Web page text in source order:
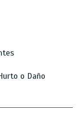
o Daño